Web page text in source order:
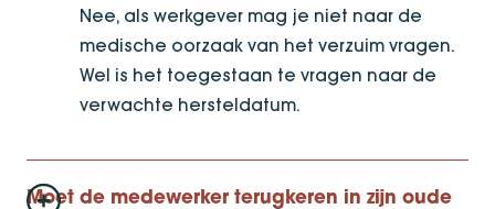
Nee, als werkgever mag je niet naar de
medische oorzaak van het verzuim vragen.
Wel is het toegestaan te vragen naar de
verwachte hersteldatum.
Moet de medewerker terugkeren in zijn oude